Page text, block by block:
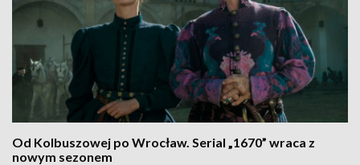
Od Kolbuszowej po Wrocław. Serial „1670” wraca z
nowym sezonem